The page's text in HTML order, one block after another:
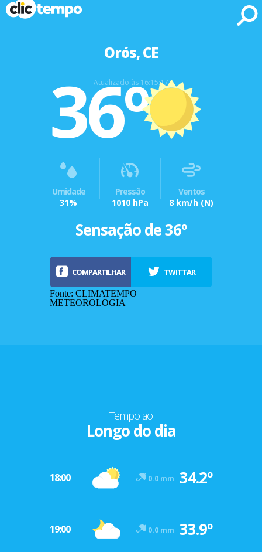
Orós, CE
Fonte: CLIMATEMPO METEOROLOGIA
Atualizado às 16:15:17
36º
Umidade
31%
Pressão
1010 hPa
Ventos
8 km/h (N)
Sensação de 36º
COMPARTILHAR TWITTAR
Fonte: CLIMATEMPO
METEOROLOGIA
Tempo ao
Longo do dia
18:00 0.0 mm 34.2º
19:00 0.0 mm 33.9º